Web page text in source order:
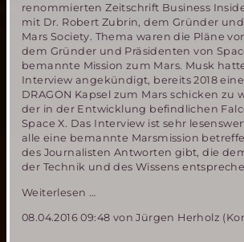
renommierten Zeitschrift Business
mit Dr. Robert Zubrin, dem Gründer
Mars Society. Thema waren die Pläne
dem Gründer und Präsidenten von
bemannte Mission zum Mars. Musk
Interview angekündigt, bereits 2018
DRAGON Kapsel zum Mars schicken zu
der in der Entwicklung befindlichen
Space X. Das Interview ist sehr
alle eine bemannte Marsmission
des Journalisten Antworten gibt, die
der Technik und des Wissens
Weiterlesen …
Robert
08.04.2016 09:48 von Jürgen Herholz